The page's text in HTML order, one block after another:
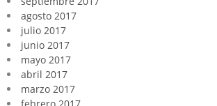
agosto 2017
julio 2017
junio 2017
mayo 2017
abril 2017
marzo 2017